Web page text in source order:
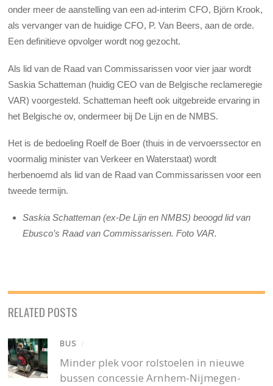
onder meer de aanstelling van een ad-interim CFO, Björn Krook,
als vervanger van de huidige CFO, P. Van Beers, aan de orde.
Een definitieve opvolger wordt nog gezocht.
Als lid van de Raad van Commissarissen voor vier jaar wordt
Saskia Schatteman (huidig CEO van de Belgische reclameregie
VAR) voorgesteld. Schatteman heeft ook uitgebreide ervaring in
het Belgische ov, ondermeer bij De Lijn en de NMBS.
Het is de bedoeling Roelf de Boer (thuis in de vervoerssector en
voormalig minister van Verkeer en Waterstaat) wordt
herbenoemd als lid van de Raad van Commissarissen voor een
tweede termijn.
Saskia Schatteman (ex-De Lijn en NMBS) beoogd lid van
Ebusco’s Raad van Commissarissen. Foto VAR.
RELATED POSTS
BUS /
Minder plek voor rolstoelen in nieuwe
bussen concessie Arnhem-Nijmegen-